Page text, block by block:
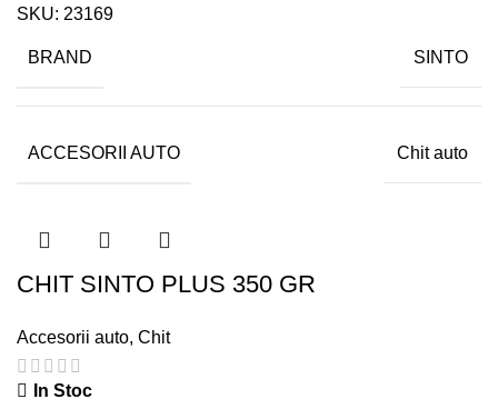
SKU: 23169
BRAND SINTO
ACCESORII AUTO Chit auto
CHIT SINTO PLUS 350 GR
Accesorii auto, Chit
In Stoc